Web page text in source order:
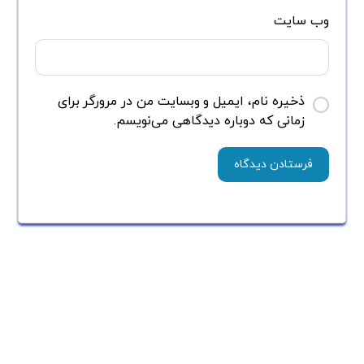
وب‌ سایت
ذخیره نام، ایمیل و وبسایت من در مرورگر برای
زمانی که دوباره دیدگاهی می‌نویسم.